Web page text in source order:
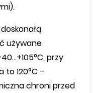
używane
przy
120°C –
chroni przed